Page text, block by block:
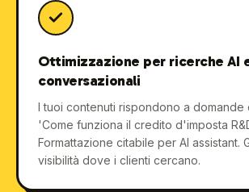
Ottimizzazione per ricerche AI
conversazionali
I tuoi contenuti rispondono a domande
'Come funziona il credito d'imposta
Formattazione citabile per AI assistant.
visibilità dove i clienti cercano.